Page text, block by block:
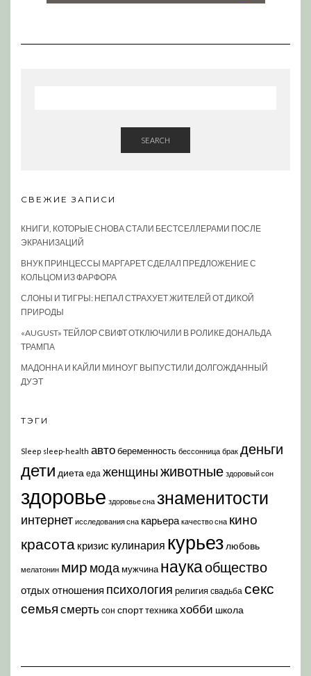
SEARCH
СВЕЖИЕ ЗАПИСИ
КНИГИ, КОТОРЫЕ СНОВА СТАЛИ БЕСТСЕЛЛЕРАМИ ПОСЛЕ
ЭКРАНИЗАЦИЙ
ВНУК ПРИНЦЕССЫ МАРГАРЕТ СДЕЛАЛ ПРЕДЛОЖЕНИЕ С
КОЛЬЦОМ ИЗ ФАРФОРА
СЛОНЫ И ТИГРЫ: НЕПАЛ СТРАХУЕТ ЖИТЕЛЕЙ ОТ ДИКОЙ
ПРИРОДЫ
«AUGUST» ТЕЙЛОР СВИФТ ОТКЛЮЧИЛИ В РОЛИКЕ ДОНАЛЬДА
ТРАМПА
МАДОННА И КАЙЛИ МИНОУГ ВЫПУСТИЛИ ДОЛГОЖДАННЫЙ
ДУЭТ
ТЭГИ
Sleep sleep-health автобеременность бессонница брак деньги
дети диета еда женщиныживотные здоровый сон
здоровье здоровье сна знаменитости
интернет исследования сна карьера качество сна кино
красота кризис кулинария курьез любовь
мелатонин мир модамужчина наукаобщество
отдых отношения психология религия свадьба секс
семья смерть сон спорттехникахобби школа